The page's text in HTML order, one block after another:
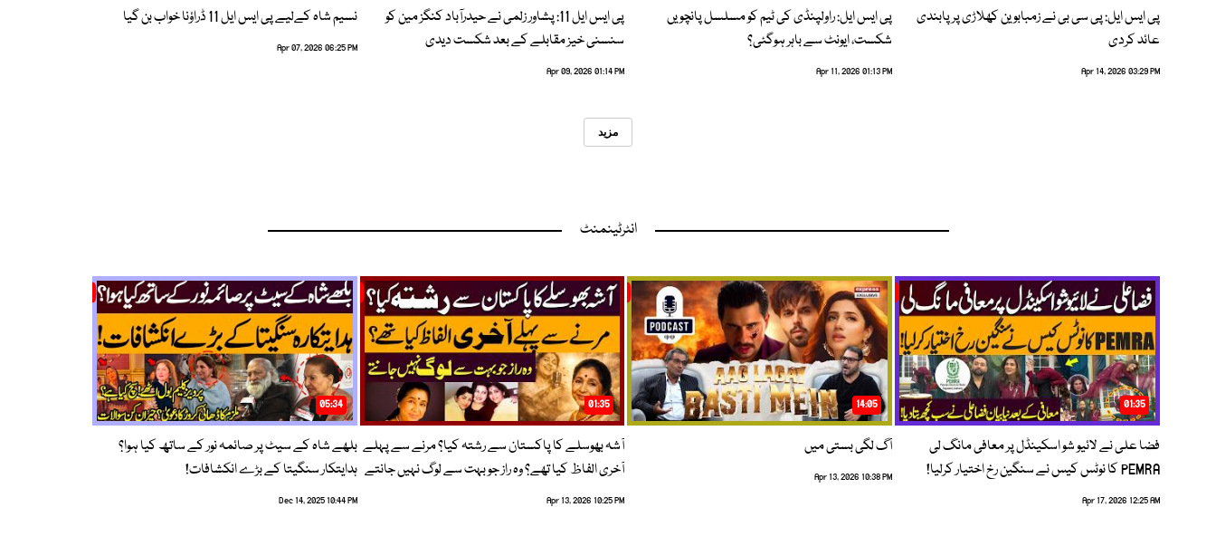
پی ایس ایل: پی سی بی نے زمبابوین کھلاڑی پر پابندی
عائد کردی
Apr 14, 2026 03:29 PM
پی ایس ایل: راولپنڈی کی ٹیم کو مسلسل پانچویں
شکست، ایونٹ سے باہر ہوگئی؟
Apr 11, 2026 01:13 PM
پی ایس ایل 11: پشاور زلمی نے حیدرآباد کنگز مین کو
سنسنی خیز مقابلے کے بعد شکست دیدی
Apr 09, 2026 01:14 PM
نسیم شاہ کےلیے پی ایس ایل 11 ڈراؤنا خواب بن گیا
Apr 07, 2026 06:25 PM
مزید
انٹرٹینمنٹ
01:35
فضا علی نے لائیو شو اسکینڈل پر معافی مانگ لی
PEMRA کا نوٹس کیس نے سنگین رخ اختیار کرلیا!
Apr 17, 2026 12:25 AM
14:05
آگ لگی بستی میں
Apr 13, 2026 10:38 PM
01:35
آشہ بھوسلے کا پاکستان سے رشتہ کیا؟ مرنے سے پہلے
آخری الفاظ کیا تھے؟ وہ راز جو بہت سے لوگ نہیں جانتے
Apr 13, 2026 10:25 PM
05:34
بلھے شاہ کے سیٹ پر صائمہ نور کے ساتھ کیا ہوا؟
ہدایتکار سنگیتا کے بڑے انکشافات!
Dec 14, 2025 10:44 PM